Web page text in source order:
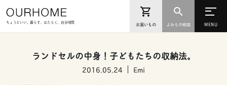
ちょうどいい。暮らす、はたらく、自分時間
ランドセルの中身！子どもたちの収納法。
2016.05.24 Emi
お買いもの よみもの検索